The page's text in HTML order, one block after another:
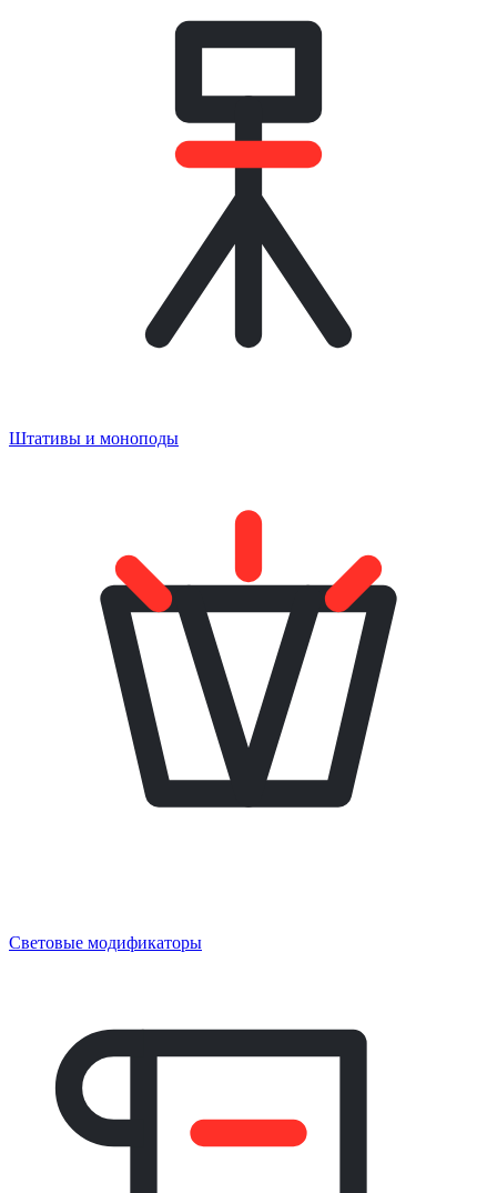
Штативы и моноподы
Световые модификаторы